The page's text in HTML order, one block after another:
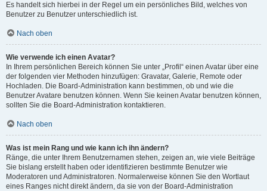
Es handelt sich hierbei in der Regel um ein persönliches Bild, welches von
Benutzer zu Benutzer unterschiedlich ist.
Nach oben
Wie verwende ich einen Avatar?
In Ihrem persönlichen Bereich können Sie unter „Profil“ einen Avatar über eine
der folgenden vier Methoden hinzufügen: Gravatar, Galerie, Remote oder
Hochladen. Die Board-Administration kann bestimmen, ob und wie die
Benutzer Avatare benutzen können. Wenn Sie keinen Avatar benutzen können,
sollten Sie die Board-Administration kontaktieren.
Nach oben
Was ist mein Rang und wie kann ich ihn ändern?
Ränge, die unter Ihrem Benutzernamen stehen, zeigen an, wie viele Beiträge
Sie bislang erstellt haben oder identifizieren bestimmte Benutzer wie
Moderatoren und Administratoren. Normalerweise können Sie den Wortlaut
eines Ranges nicht direkt ändern, da sie von der Board-Administration